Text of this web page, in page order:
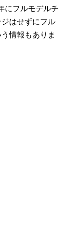
にフルモデルチ
はせずにフル
情報もありま